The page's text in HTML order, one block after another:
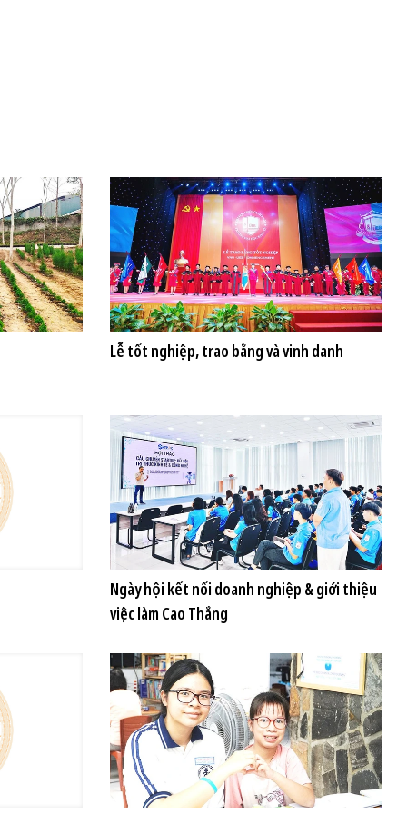
Lễ tốt nghiệp, trao bằng và vinh danh
Ngày hội kết nối doanh nghiệp & giới thiệu
việc làm Cao Thắng